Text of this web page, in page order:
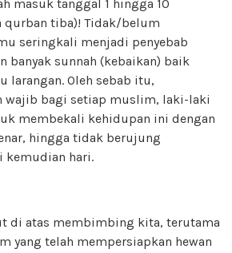
masuk tanggal 1 hingga 10
qurban tiba)! Tidak/belum
seringkali menjadi penyebab
banyak sunnah (kebaikan) baik
larangan. Oleh sebab itu,
wajib bagi setiap muslim, laki-laki
membekali kehidupan ini dengan
hingga tidak berujung
kemudian hari.
di atas membimbing kita, terutama
yang telah mempersiapkan hewan